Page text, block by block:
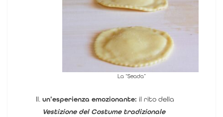
La “Seada”
un’esperienza emozionante: il rito della
Vestizione del Costume tradizionale